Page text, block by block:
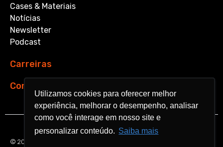
Utilizamos cookies para oferecer melhor
experiência, melhorar o desempenho, analisar
como você interage em nosso site e
personalizar conteúdo. Saiba mais
Utilizamos cookies para oferecer melhor
experiência, melhorar o desempenho, analisar
como você interage em nosso site e
personalizar conteúdo. Saiba mais
Cases & Materiais
Notícias
Newsletter
Podcast
Carreiras
Contato
© 2026 Aquarela Analytics. All rights reserved.